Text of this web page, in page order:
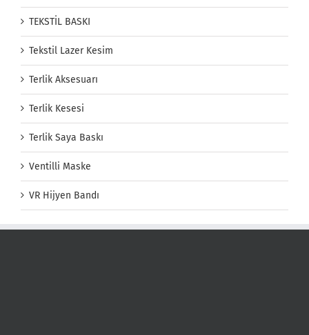
TEKSTİL BASKI
Tekstil Lazer Kesim
Terlik Aksesuarı
Terlik Kesesi
Terlik Saya Baskı
Ventilli Maske
VR Hijyen Bandı